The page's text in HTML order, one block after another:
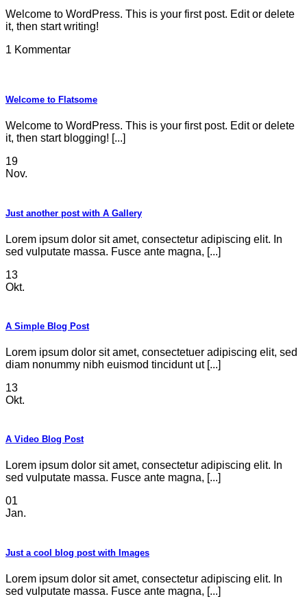
Welcome to WordPress. This is your first post. Edit or delete
it, then start writing!
1 Kommentar
Welcome to Flatsome
Welcome to WordPress. This is your first post. Edit or delete
it, then start blogging! [...]
19
Nov.
Just another post with A Gallery
Lorem ipsum dolor sit amet, consectetur adipiscing elit. In
sed vulputate massa. Fusce ante magna, [...]
13
Okt.
A Simple Blog Post
Lorem ipsum dolor sit amet, consectetuer adipiscing elit, sed
diam nonummy nibh euismod tincidunt ut [...]
13
Okt.
A Video Blog Post
Lorem ipsum dolor sit amet, consectetur adipiscing elit. In
sed vulputate massa. Fusce ante magna, [...]
01
Jan.
Just a cool blog post with Images
Lorem ipsum dolor sit amet, consectetur adipiscing elit. In
sed vulputate massa. Fusce ante magna, [...]